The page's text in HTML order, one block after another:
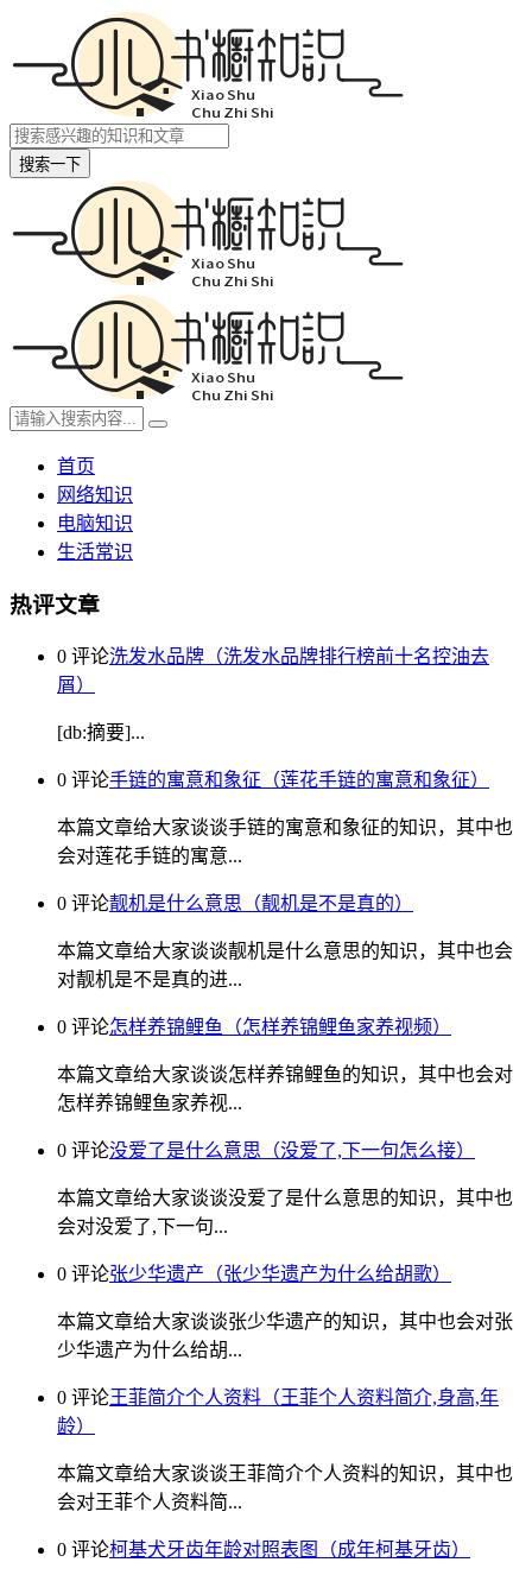
搜索一下
首页
网络知识
电脑知识
生活常识
热评文章
0 评论洗发水品牌（洗发水品牌排行榜前十名控油去
屑）
[db:摘要]...
0 评论手链的寓意和象征（莲花手链的寓意和象征）
本篇文章给大家谈谈手链的寓意和象征的知识，其中也
会对莲花手链的寓意...
0 评论靓机是什么意思（靓机是不是真的）
本篇文章给大家谈谈靓机是什么意思的知识，其中也会
对靓机是不是真的进...
0 评论怎样养锦鲤鱼（怎样养锦鲤鱼家养视频）
本篇文章给大家谈谈怎样养锦鲤鱼的知识，其中也会对
怎样养锦鲤鱼家养视...
0 评论没爱了是什么意思（没爱了,下一句怎么接）
本篇文章给大家谈谈没爱了是什么意思的知识，其中也
会对没爱了,下一句...
0 评论张少华遗产（张少华遗产为什么给胡歌）
本篇文章给大家谈谈张少华遗产的知识，其中也会对张
少华遗产为什么给胡...
0 评论王菲简介个人资料（王菲个人资料简介,身高,年
龄）
本篇文章给大家谈谈王菲简介个人资料的知识，其中也
会对王菲个人资料简...
0 评论柯基犬牙齿年龄对照表图（成年柯基牙齿）